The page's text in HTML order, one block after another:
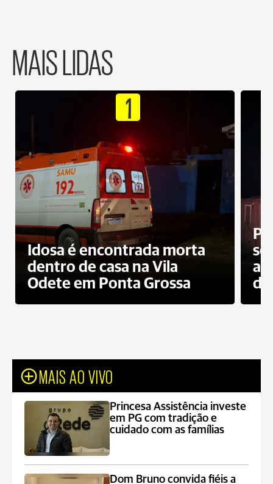
MAIS LIDAS
1
Idosa é encontrada morta
dentro de casa na Vila
Odete em Ponta Grossa
do
MAIS AO VIVO
Princesa Assistência investe
em PG com tradição e
cuidado com as famílias
Dom Bruno convida fiéis a